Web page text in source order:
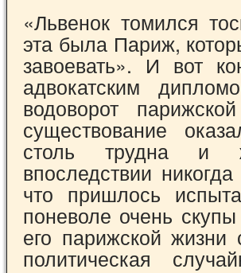
«Львенок томился
эта была Париж,
завоевать». И вот
адвокатским
водоворот
существование
столь трудна и
впоследствии
что пришлось
поневоле очень
его парижской
политическая